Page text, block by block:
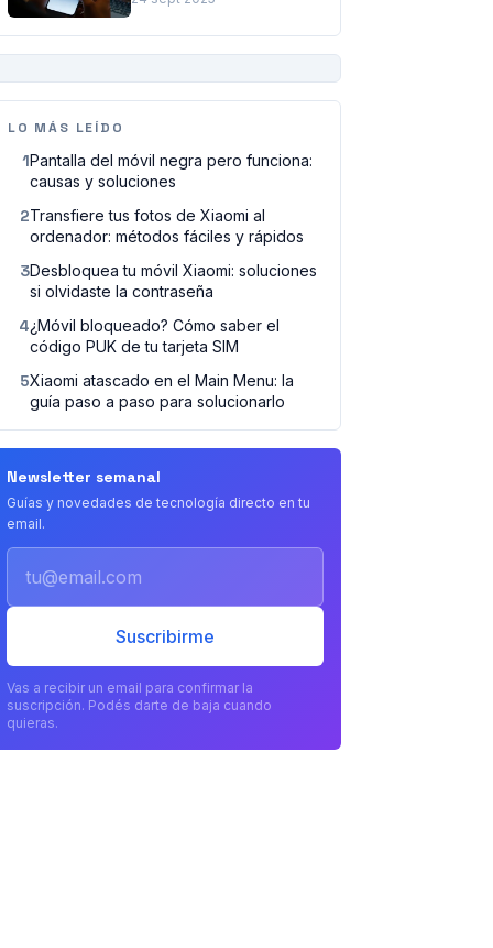
LO MÁS LEÍDO
1Pantalla del móvil negra pero funciona:
causas y soluciones
2Transfiere tus fotos de Xiaomi al
ordenador: métodos fáciles y rápidos
3Desbloquea tu móvil Xiaomi: soluciones
si olvidaste la contraseña
4¿Móvil bloqueado? Cómo saber el
código PUK de tu tarjeta SIM
5Xiaomi atascado en el Main Menu: la
guía paso a paso para solucionarlo
Newsletter semanal
Guías y novedades de tecnología directo en tu
email.
Suscribirme
Vas a recibir un email para confirmar la
suscripción. Podés darte de baja cuando
quieras.